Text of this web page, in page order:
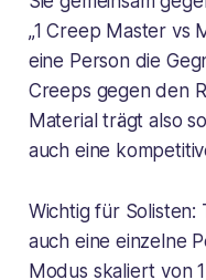
„1 Creep Master vs
eine Person die
Creeps gegen den
Material trägt also
auch eine
Wichtig für
auch eine einzelne
Modus skaliert von